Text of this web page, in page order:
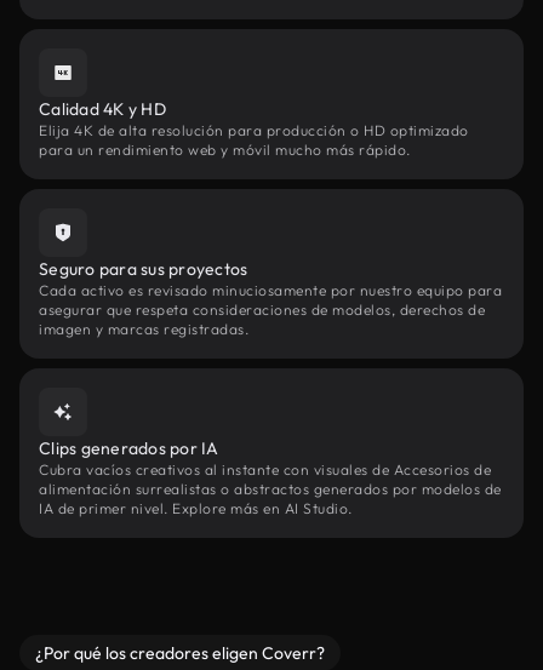
Calidad 4K y HD
Elija 4K de alta resolución para producción o HD optimizado
para un rendimiento web y móvil mucho más rápido.
Seguro para sus proyectos
Cada activo es revisado minuciosamente por nuestro equipo para
asegurar que respeta consideraciones de modelos, derechos de
imagen y marcas registradas.
Clips generados por IA
Cubra vacíos creativos al instante con visuales de Accesorios de
alimentación surrealistas o abstractos generados por modelos de
IA de primer nivel. Explore más en AI Studio.
¿Por qué los creadores eligen Coverr?